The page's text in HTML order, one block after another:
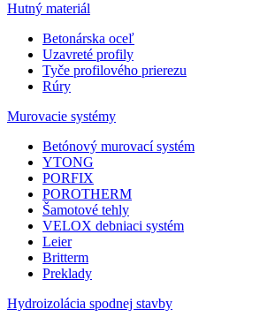
Hutný materiál
Betonárska oceľ
Uzavreté profily
Tyče profilového prierezu
Rúry
Murovacie systémy
Betónový murovací systém
YTONG
PORFIX
POROTHERM
Šamotové tehly
VELOX debniaci systém
Leier
Britterm
Preklady
Hydroizolácia spodnej stavby